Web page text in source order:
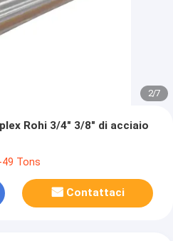
2/7
Rohi 3/4" 3/8" di acciaio
Tons
Contattaci